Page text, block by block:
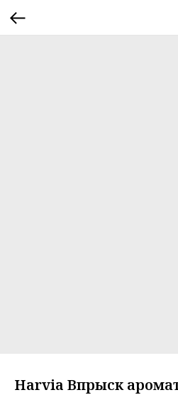
Harvia Впрыск